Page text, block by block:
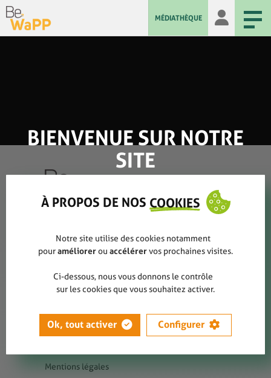
MÉDIATHÈQUE
Qui sommes-nous ?
Rapports annuels
Contact
Presse
Liens utiles
Mentions légales
BIENVENUE SUR NOTRE
SITE
À PROPOS DE NOS COOKIES
Notre site utilise des cookies notamment
pouraméliorerou accélérervos prochaines visites.
Ci-dessous, nous vous donnons le contrôle
sur les cookies que vous souhaitez activer.
Ok, tout activer Configurer